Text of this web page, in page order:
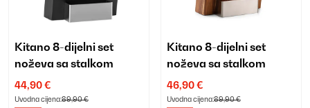
Kitano 8-dijelni set
noževa sa stalkom
44,90 €
Uvodna cijena:89,90 €
Kitano 8-dijelni set
noževa sa stalkom
46,90 €
Uvodna cijena:89,90 €